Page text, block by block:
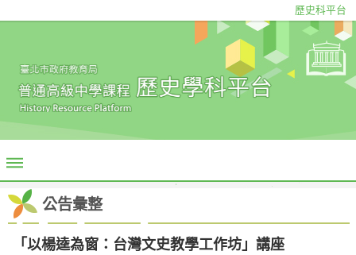
歷史科平台
公告彙整
「以楊逵為窗：台灣文史教學工作坊」講座